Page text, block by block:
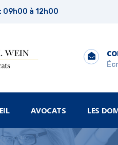
09h00 à 12h00
AVOCATS LES